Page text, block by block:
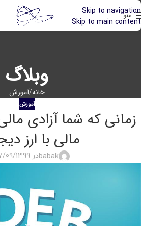
Skip to navigation
Skip to main content
منو
وبلاگ
خانه آموزش
آموزش
زمانی که شما آزادی
مالی با ارز
babakدر 27/09/1399